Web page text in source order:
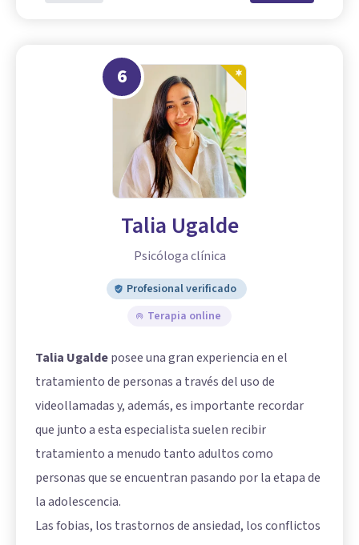
6
Talia Ugalde
Psicóloga clínica
Profesional verificado
Terapia online
Talia Ugaldeposee una gran experiencia en el
tratamiento de personas a través del uso de
videollamadas y, además, es importante recordar
que junto a esta especialista suelen recibir
tratamiento a menudo tanto adultos como
personas que se encuentran pasando por la etapa de
la adolescencia.
Las fobias, los trastornos de ansiedad, los conflictos